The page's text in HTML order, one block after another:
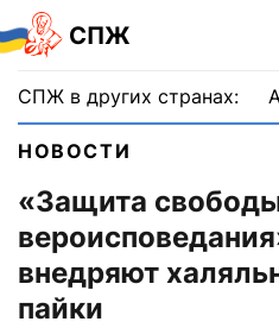
СПЖ
СПЖ в других странах:
НОВОСТИ
«Защита
внедряют
пайки